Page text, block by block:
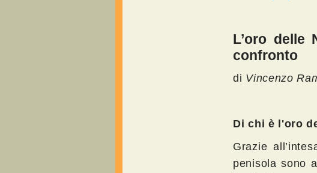
L’oro delle
confronto
di Vincenzo
Di chi è l'oro
Grazie
penisola sono